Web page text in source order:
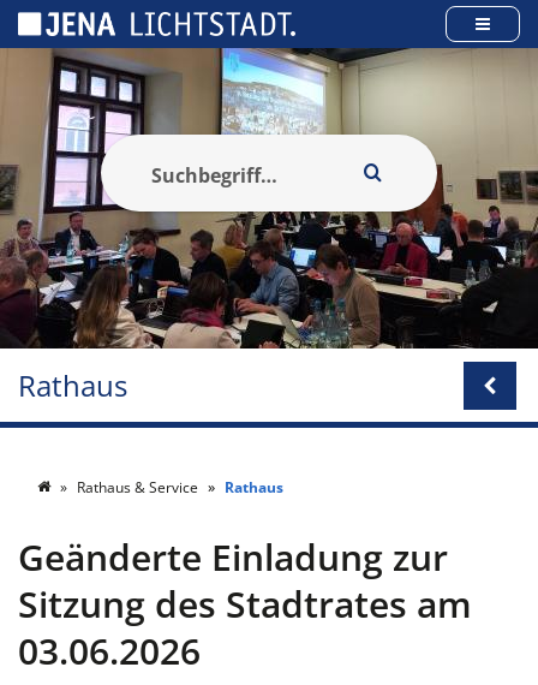
Rathaus
Rathaus & Service Rathaus
Geänderte Einladung zur
Sitzung des Stadtrates am
03.06.2026
Cookie-Einstellungen